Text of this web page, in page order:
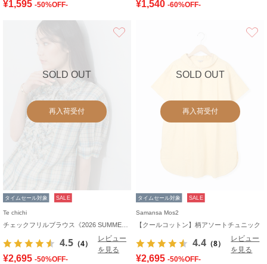
¥1,595 -50%OFF- ¥1,540 -60%OFF-
SOLD OUT
再入荷受付
タイムセール対象 SALE
Te chichi
4.5 （4）
レビュー
を見る
¥2,695 -50%OFF-
SOLD OUT
再入荷受付
タイムセール対象 SALE
Samansa Mos2
【クールコットン】柄アソートチュニック
4.4 （8）
レビュー
を見る
¥2,695 -50%OFF-